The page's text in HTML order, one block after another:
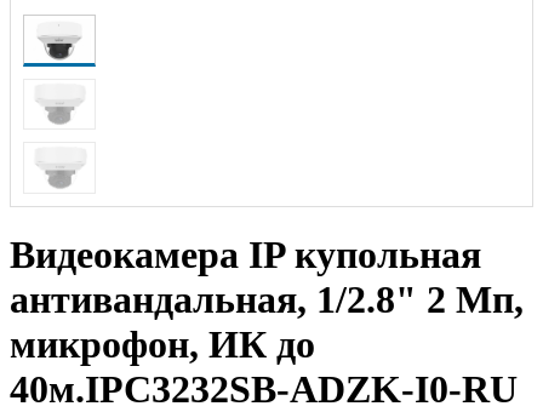
Видеокамера IP купольная
антивандальная, 1/2.8" 2 Мп,
микрофон, ИК до
40м.IPC3232SB-ADZK-I0-RU